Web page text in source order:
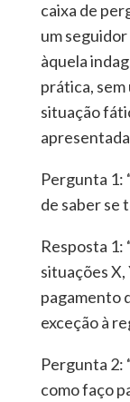
caixa de
um
àquela
prática, sem
situação
Pergunta 1:
de saber se
Resposta 1:
situações
pagamento
exceção à
Pergunta 2:
como faço